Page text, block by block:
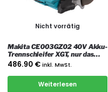
Nicht vorrätig
Makita CE003GZ02 40V Akku-
Trennschleifer XGT, nur das
Gerät
486.90 €inkl. MwSt.
Weiterlesen